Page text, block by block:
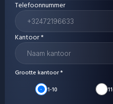
Telefoonnummer
Kantoor *
Grootte kantoor *
1-10